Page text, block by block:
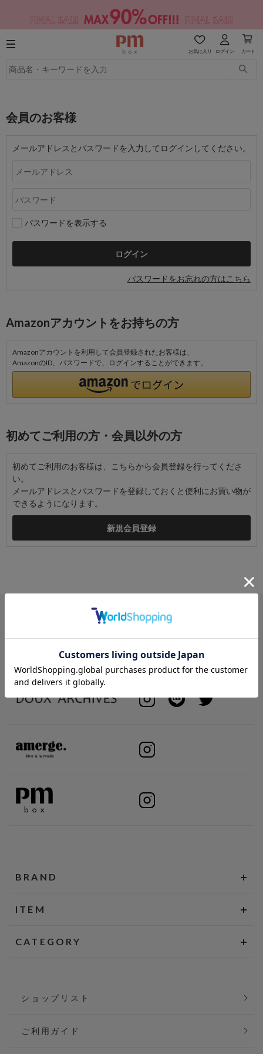
お気に入り ログイン カート
会員のお客様
メールアドレスとパスワードを入力してログインしてください。
パスワードを表示する
パスワードをお忘れの方はこちら
Amazonアカウントをお持ちの方
Amazonアカウントを利用して会員登録されたお客様は、
AmazonのID、パスワードで、ログインすることができます。
初めてご利用の方・会員以外の方
初めてご利用のお客様は、こちらから会員登録を行ってくださ
い。
メールアドレスとパスワードを登録しておくと便利にお買い物が
できるようになります。
BRAND
ITEM
CATEGORY
ショップリスト
ご利用ガイド